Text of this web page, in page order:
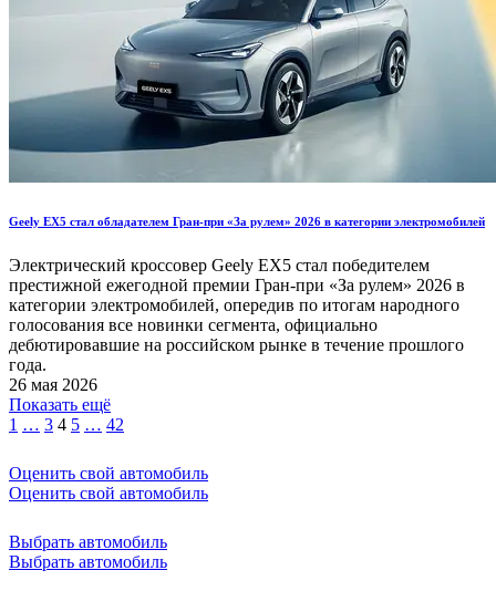
Geely EX5 стал обладателем Гран-при «За рулем» 2026 в категории электромобилей
Электрический кроссовер Geely EX5 стал победителем
престижной ежегодной премии Гран-при «За рулем» 2026 в
категории электромобилей, опередив по итогам народного
голосования все новинки сегмента, официально
дебютировавшие на российском рынке в течение прошлого
года.
26 мая 2026
Показать ещё
1 … 3 4 5 … 42
Оценить свой автомобиль
Оценить свой автомобиль
Выбрать автомобиль
Выбрать автомобиль